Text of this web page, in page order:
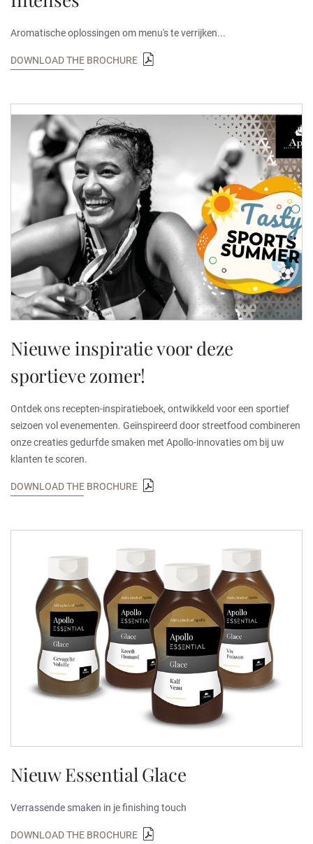
Aromatische oplossingen om menu's te verrijken...
DOWNLOAD THE BROCHURE
Nieuwe inspiratie voor deze
sportieve zomer!
Ontdek ons recepten-inspiratieboek, ontwikkeld voor een sportief
seizoen vol evenementen. Geïnspireerd door streetfood combineren
onze creaties gedurfde smaken met Apollo-innovaties om bij uw
klanten te scoren.
DOWNLOAD THE BROCHURE
Nieuw Essential Glace
Verrassende smaken in je finishing touch
DOWNLOAD THE BROCHURE